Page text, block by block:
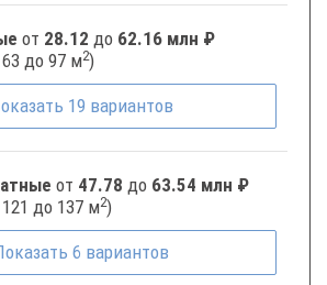
от 28.12 до 62.16 млн ₽
до 97 м2)
19 вариантов
от 47.78 до 63.54 млн ₽
до 137 м2)
6 вариантов